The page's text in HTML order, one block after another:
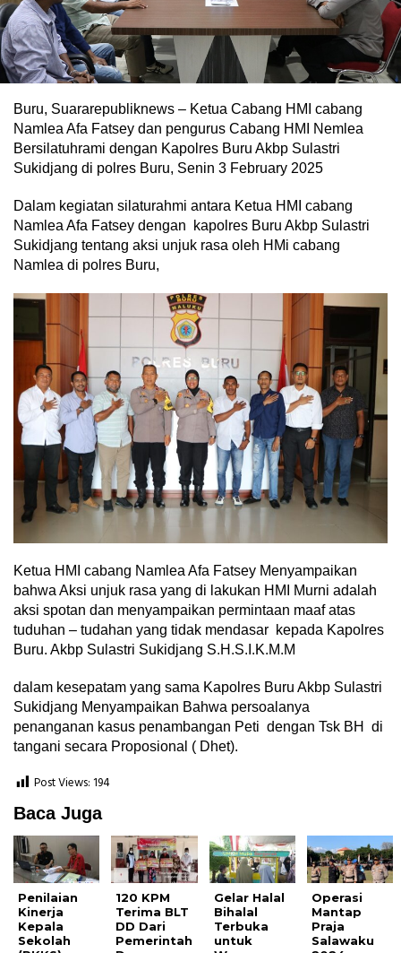
Buru, Suararepubliknews – Ketua Cabang HMI cabang
Namlea Afa Fatsey dan pengurus Cabang HMI Nemlea
Bersilatuhrami dengan Kapolres Buru Akbp Sulastri
Sukidjang di polres Buru, Senin 3 February 2025
Dalam kegiatan silaturahmi antara Ketua HMI cabang
Namlea Afa Fatsey dengan kapolres Buru Akbp Sulastri
Sukidjang tentang aksi unjuk rasa oleh HMi cabang
Namlea di polres Buru,
Ketua HMI cabang Namlea Afa Fatsey Menyampaikan
bahwa Aksi unjuk rasa yang di lakukan HMI Murni adalah
aksi spotan dan menyampaikan permintaan maaf atas
tuduhan – tudahan yang tidak mendasar kepada Kapolres
Buru. Akbp Sulastri Sukidjang S.H.S.I.K.M.M
dalam kesepatam yang sama Kapolres Buru Akbp Sulastri
Sukidjang Menyampaikan Bahwa persoalanya
penanganan kasus penambangan Peti dengan Tsk BH di
tangani secara Proposional ( Dhet).
Post Views: 194
Baca Juga
Penilaian
Kinerja
Kepala
Sekolah
120 KPM
Terima BLT
DD Dari
Pemerintah
Gelar Halal
Bihalal
Terbuka
untuk
Operasi
Mantap
Praja
Salawaku